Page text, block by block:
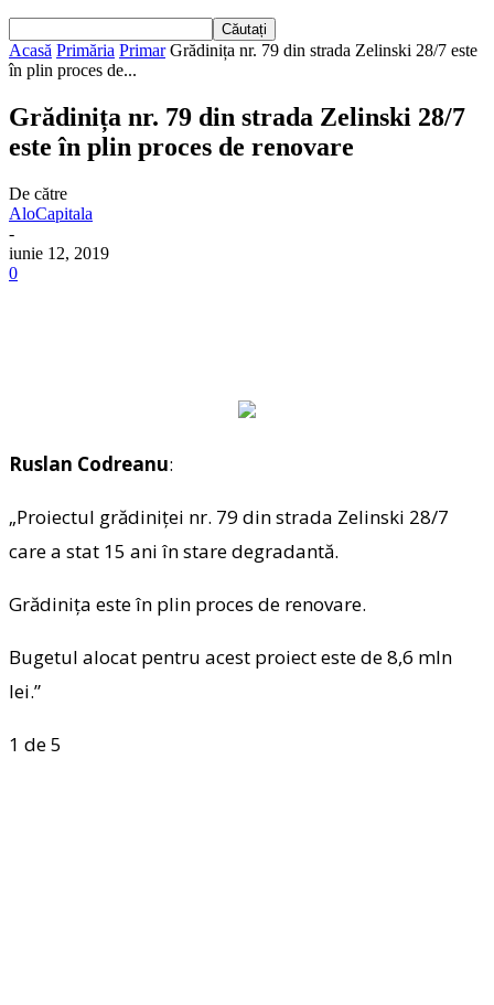
Acasă Primăria Primar Grădinița nr. 79 din strada Zelinski 28/7 este
în plin proces de...
Grădinița nr. 79 din strada Zelinski 28/7
este în plin proces de renovare
De către
AloCapitala
-
iunie 12, 2019
0
Ruslan Codreanu:
„Proiectul grădiniței nr. 79 din strada Zelinski 28/7
care a stat 15 ani în stare degradantă.
Grădinița este în plin proces de renovare.
Bugetul alocat pentru acest proiect este de 8,6 mln
lei.”
1 de 5